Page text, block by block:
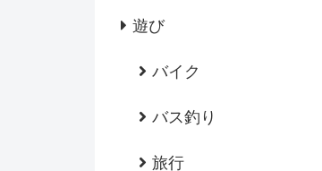
遊び
バイク
バス釣り
旅行